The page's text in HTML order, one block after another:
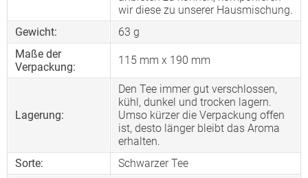
wir diese zu unserer Hausmischung.
Gewicht:
63 g
Maße der
Verpackung:
115 mm x 190 mm
Lagerung:
Den Tee immer gut verschlossen,
kühl, dunkel und trocken lagern.
Umso kürzer die Verpackung offen
ist, desto länger bleibt das Aroma
erhalten.
Sorte:
Schwarzer Tee